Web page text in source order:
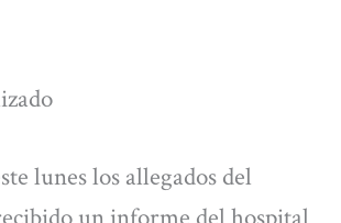
lunes los allegados del